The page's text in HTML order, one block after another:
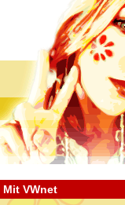
Mit VWnet